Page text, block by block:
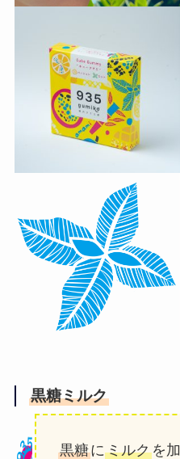
黒糖ミルク
黒糖にミルクを